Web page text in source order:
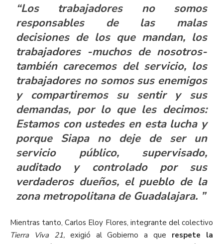
“Los trabajadores no somos
responsables de las malas
decisiones de los que mandan, los
trabajadores -muchos de nosotros-
también carecemos del servicio, los
trabajadores no somos sus enemigos
y compartiremos su sentir y sus
demandas, por lo que les decimos:
Estamos con ustedes en esta lucha y
porque Siapa no deje de ser un
servicio público, supervisado,
auditado y controlado por sus
verdaderos dueños, el pueblo de la
zona metropolitana de Guadalajara. ”
Mientras tanto, Carlos Eloy Flores, integrante del colectivo
Tierra Viva 21,exigió al Gobierno a que respete la